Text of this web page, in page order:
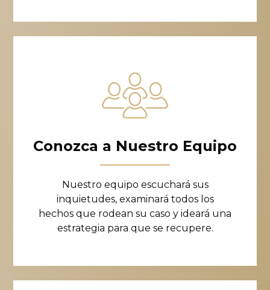
Conozca a Nuestro Equipo
Nuestro equipo escuchará sus
inquietudes, examinará todos los
hechos que rodean su caso y ideará una
estrategia para que se recupere.